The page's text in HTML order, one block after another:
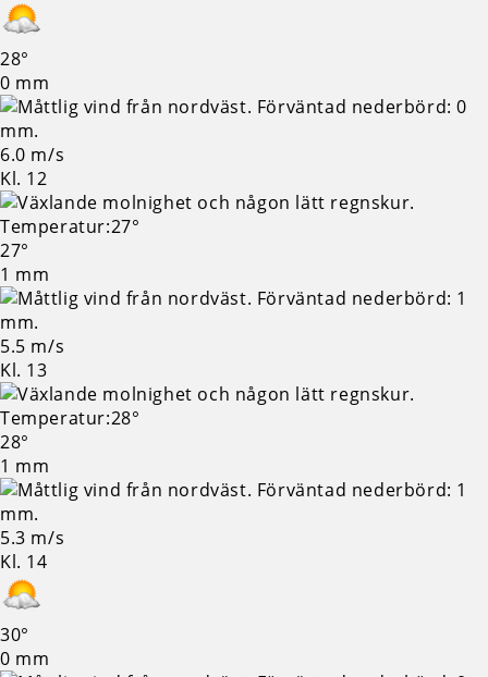
28°
0 mm
6.0 m/s
Kl. 12
27°
1 mm
5.5 m/s
Kl. 13
28°
1 mm
5.3 m/s
Kl. 14
30°
0 mm